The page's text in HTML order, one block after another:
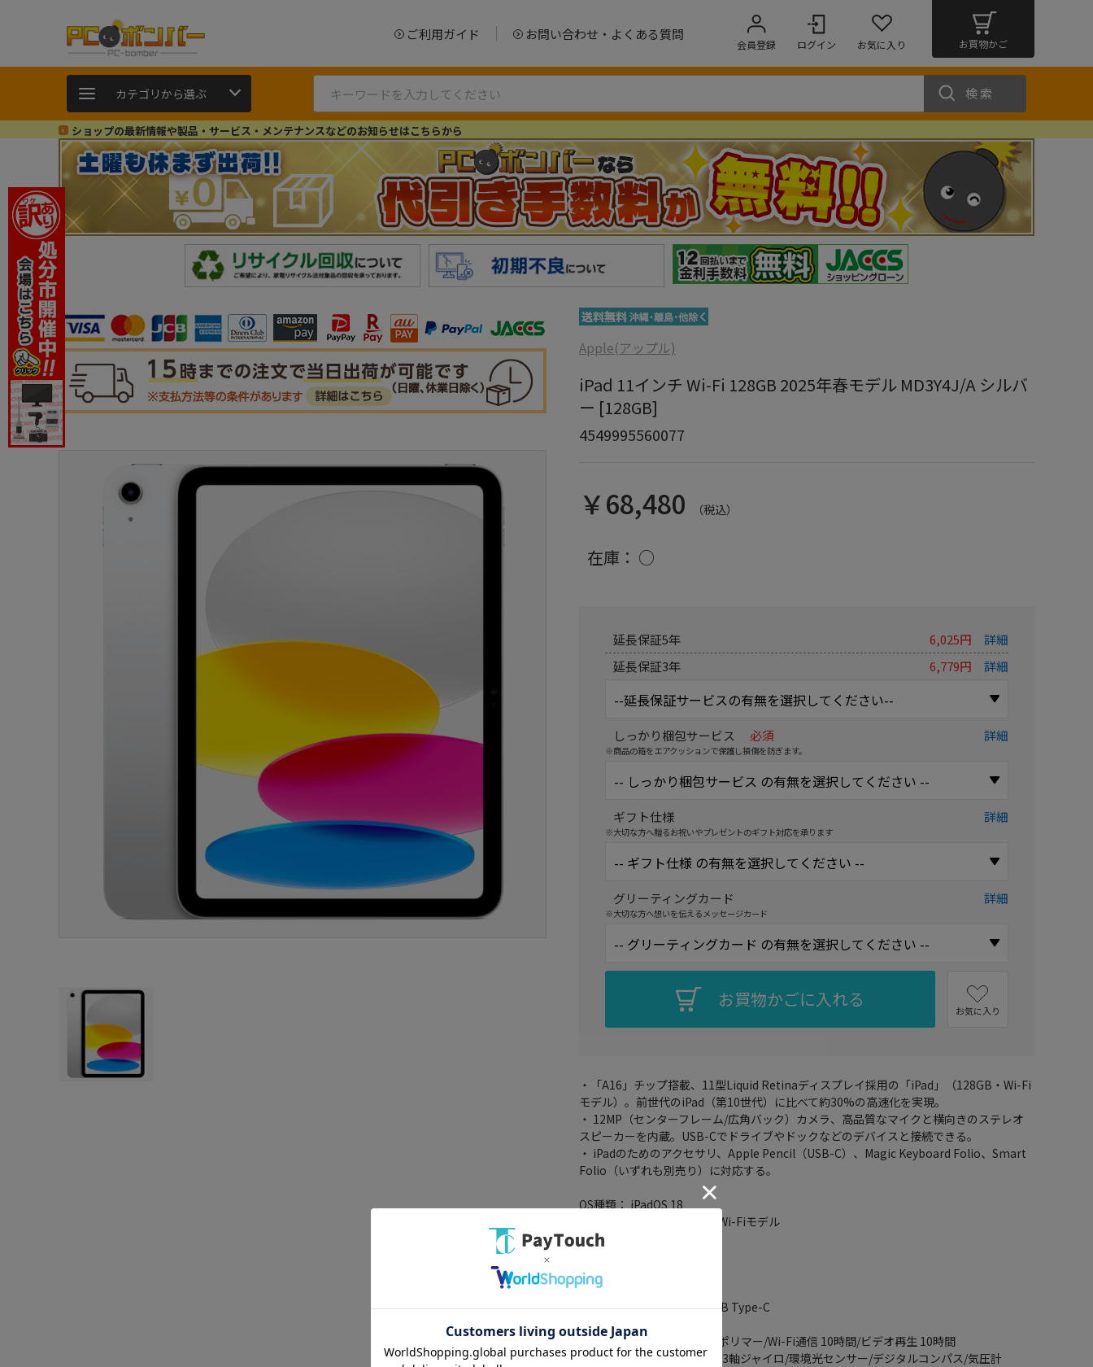
ご利用ガイド お問い合わせ・よくある質問
会員登録 ログイン お気に入り お買物かご
カテゴリから選ぶ 検索
ショップの最新情報や製品・サービス・メンテナンスなどのお知らせはこちらから
Apple(アップル)
iPad 11インチ Wi-Fi 128GB 2025年春モデル MD3Y4J/A シルバ
ー [128GB]
4549995560077
￥68,480 （税込）
在庫： ○
延長保証5年 6,025円
詳細
延長保証3年
6,779円 詳細
しっかり梱包サービス 必須
※商品の箱をエアクッションで保護し損傷を防ぎます。
詳細
ギフト仕様
※大切な方へ贈るお祝いやプレゼントのギフト対応を承ります
詳細
グリーティングカード
※大切な方へ想いを伝えるメッセージカード
詳細
お買物かごに入れる お気に入り
・「A16」チップ搭載、11型Liquid Retinaディスプレイ採用の「iPad」（128GB・Wi-Fi
モデル）。前世代のiPad（第10世代）に比べて約30%の高速化を実現。
・ 12MP（センターフレーム/広角バック）カメラ、高品質なマイクと横向きのステレオ
スピーカーを内蔵。USB-Cでドライブやドックなどのデバイスと接続できる。
・ iPadのためのアクセサリ、Apple Pencil（USB-C）、Magic Keyboard Folio、Smart
Folio（いずれも別売り）に対応する。
OS種類： iPadOS 18
ネットワーク接続タイプ： Wi-Fiモデル
ストレージ容量： 128GB
コア数： 5 コア
CPUスコア： 未調査
本体インターフェイス： USB Type-C
生体認証： 指紋認証
バッテリー性能： リチウムポリマー/Wi-Fi通信 10時間/ビデオ再生 10時間
センサー： 加速度センサー/3軸ジャイロ/環境光センサー/デジタルコンパス/気圧計